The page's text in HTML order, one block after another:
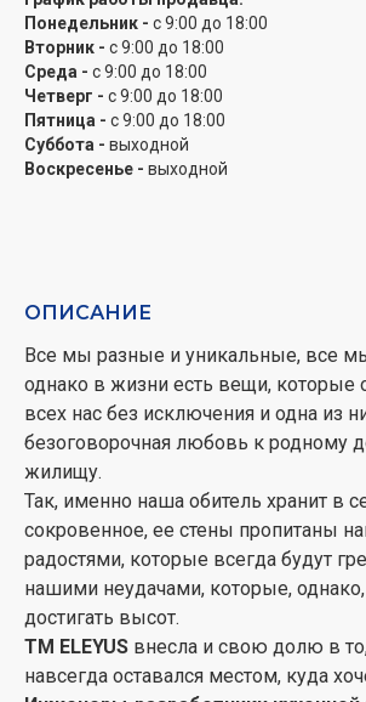
Кухонная вытяжка BONA ІІ LED SMD
высококачественной порошковой
делает ее чрезвычайно долговечной
внешним воздействиям, а
только довершает эстетическую
защищает панель управления от
совершенстве устранит
Вашей кухни, поэтому пар, дым,
запахи Вам больше не будут
Если же Вы обладатель кухни с
подсоединением к вентиляционной
расстраиваться, ведь благодаря
рециркуляциивытяжка BONA ІІ
легкостью избавит Вас от ненужных
Чтобы обеспечить режим
оборудовать вытяжку угольным
FW – 183 и оставить свободным
турбины в пространство помещения.
Простое и надежное механическое
вытяжки превратят пользование ею
Понедельник - с 9:00 до 18:00
Вторник - с 9:00 до 18:00
Среда - с 9:00 до 18:00
Четверг - с 9:00 до 18:00
Пятница - с 9:00 до 18:00
Суббота - выходной
Воскресенье - выходной
ОПИСАНИЕ
Все мы разные и уникальные, все
однако в жизни есть вещи, которые
всех нас без исключения и одна из
безоговорочная любовь к родному
жилищу.
Так, именно наша обитель хранит в
сокровенное, ее стены пропитаны
радостями, которые всегда будут
нашими неудачами, которые,
достигать высот.
ТМ ELEYUS внесла и свою долю в
навсегда оставался местом, куда